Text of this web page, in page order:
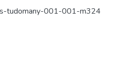
001-001-m324